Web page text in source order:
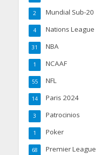
Mundial Sub-20
2
Nations League
4
NBA
31
NCAAF
1
NFL
55
Paris 2024
14
Patrocinios
3
Poker
1
Premier League
68